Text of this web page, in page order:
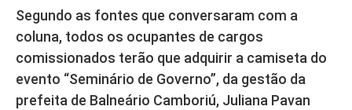
Segundo as fontes que conversaram com a
coluna, todos os ocupantes de cargos
comissionados terão que adquirir a camiseta do
evento “Seminário de Governo”, da gestão da
prefeita de Balneário Camboriú, Juliana Pavan